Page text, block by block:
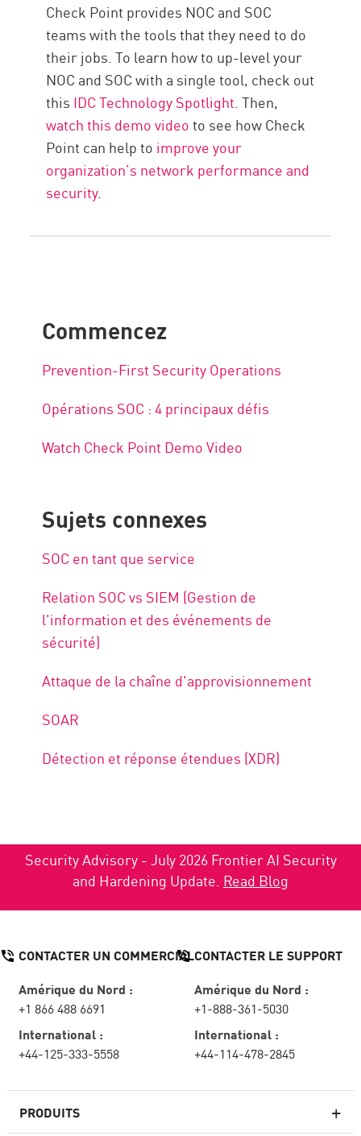
Check Point provides NOC and SOC
teams with the tools that they need to do
their jobs. To learn how to up-level your
NOC and SOC with a single tool, check out
this IDC Technology Spotlight. Then,
watch this demo videoto see how Check
Point can help to improve your
organization’s network performance and
security.
Commencez
Prevention-First Security Operations
Opérations SOC : 4 principaux défis
Watch Check Point Demo Video
Sujets connexes
SOC en tant que service
Relation SOC vs SIEM (Gestion de
l'information et des événements de
sécurité)
Attaque de la chaîne d'approvisionnement
SOAR
Détection et réponse étendues (XDR)
Security Advisory - July 2026 Frontier AI Security
and Hardening Update. Read Blog
PRODUITS
CONTACTER UN COMMERCIAL
Amérique du Nord :
+1 866 488 6691
International :
+44-125-333-5558
CONTACTER LE SUPPORT
Amérique du Nord :
+1-888-361-5030
International :
+44-114-478-2845